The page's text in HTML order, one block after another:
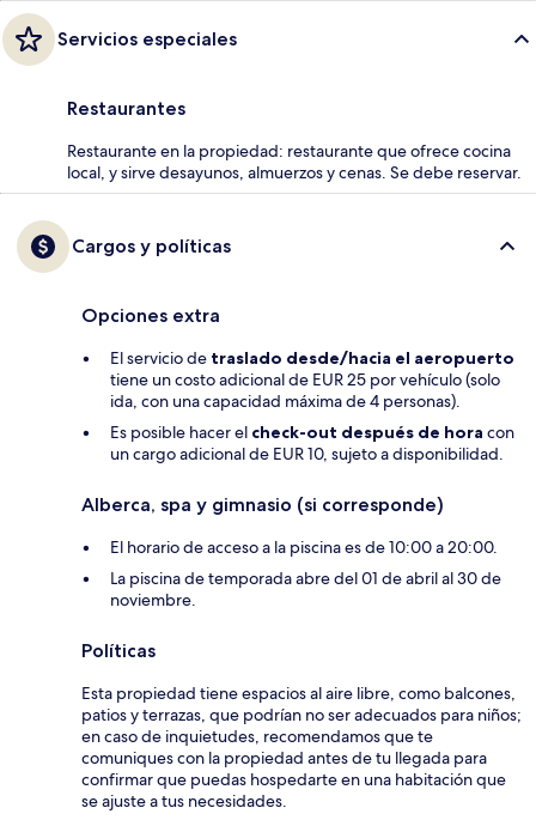
Servicios especiales
Restaurantes
Restaurante en la propiedad: restaurante que ofrece cocina
local, y sirve desayunos, almuerzos y cenas. Se debe reservar.
Cargos y políticas
Opciones extra
El servicio de traslado desde/hacia el aeropuerto
tiene un costo adicional de EUR 25 por vehículo (solo
ida, con una capacidad máxima de 4 personas).
Es posible hacer el check-out después de hora con
un cargo adicional de EUR 10, sujeto a disponibilidad.
Alberca, spa y gimnasio (si corresponde)
El horario de acceso a la piscina es de 10:00 a 20:00.
La piscina de temporada abre del 01 de abril al 30 de
noviembre.
Políticas
Esta propiedad tiene espacios al aire libre, como balcones,
patios y terrazas, que podrían no ser adecuados para niños;
en caso de inquietudes, recomendamos que te
comuniques con la propiedad antes de tu llegada para
confirmar que puedas hospedarte en una habitación que
se ajuste a tus necesidades.